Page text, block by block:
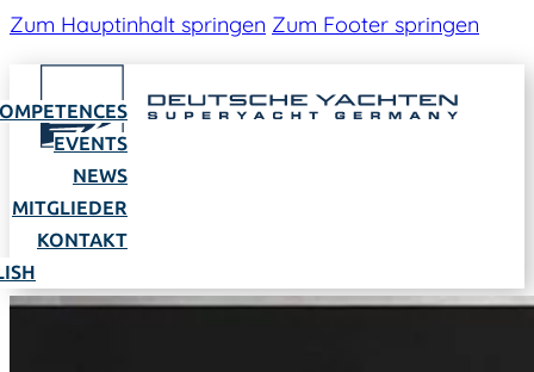
Zum Hauptinhalt springen Zum Footer springen
EVENTS
NEWS
MITGLIEDER
KONTAKT